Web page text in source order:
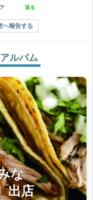
送る
へ報告する
ルバム
な
出店